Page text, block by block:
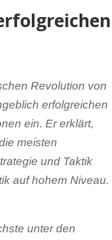
Revolution von
erfolgreichen
ein. Er erklärt,
meisten
und Taktik
auf hohem Niveau.
unter den